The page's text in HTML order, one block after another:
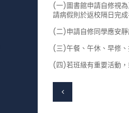
(一)圖書館申請自修視
請病假則於返校隔日完
(二)申請自修同學應安
(三)午餐、午休、早修
(四)若班級有重要活動